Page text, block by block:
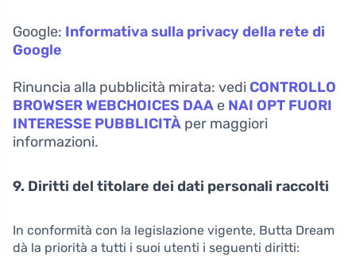
Google: Informativa sulla privacy della rete di
Google
Rinuncia alla pubblicità mirata: vedi CONTROLLO
BROWSER WEBCHOICES DAA e NAI OPT FUORI
INTERESSE PUBBLICITÀ per maggiori
informazioni.
9. Diritti del titolare dei dati personali raccolti
In conformità con la legislazione vigente, Butta Dream
dà la priorità a tutti i suoi utenti i seguenti diritti: